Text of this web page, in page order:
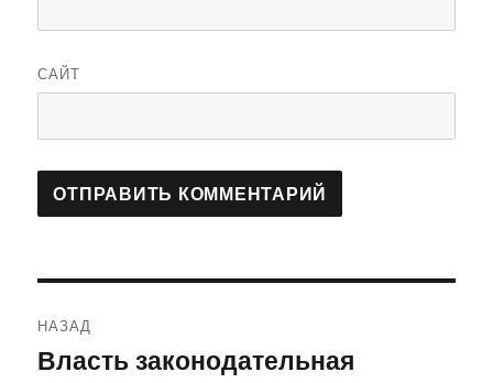
САЙТ
по
НАЗАД
Предыдущая
Власть законодательная